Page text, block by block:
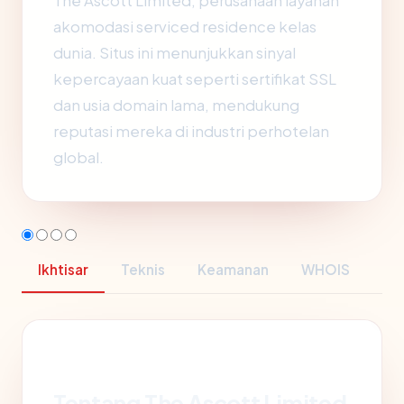
akomodasi serviced residence kelas
dunia. Situs ini menunjukkan sinyal
kepercayaan kuat seperti sertifikat SSL
dan usia domain lama, mendukung
reputasi mereka di industri perhotelan
global.
Ikhtisar Teknis Keamanan WHOIS